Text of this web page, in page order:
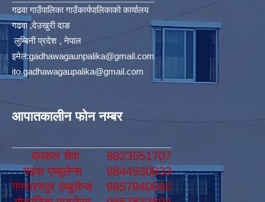
गढवा गाउँपालिका गाउँकार्यपालिकाको कार्यालय
गढवा ,देउखुरी दाङ
लुम्बिनी प्रदेश , नेपाल
इमेल:gadhawagaunpalika@gmail.com
ito.gadhawagaupalika@gmail.com
आपातकालीन फोन नम्बर
दमकल सेवा
9823551707
गढवा एम्बुलेन्स
9844930833
गंगापरस्पुर एम्बुलेन्स
9857840060